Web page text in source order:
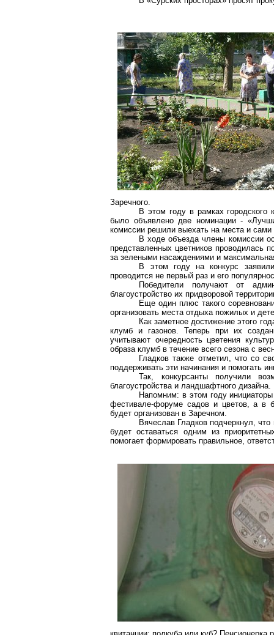
Заречного.
В этом году в рамках
было объявлено две номинации -
комиссии решили выехать на места и
В ходе объезда члены комиссии
представленных цветников проводилась
за зелеными насаждениями и
В этом году на конкурс
проводится не первый раз и его
Победители получают от
благоустройство их придворовой
Еще один плюс такого
организовать места отдыха пожилых и
Как заметное достижение этого
клумб и газонов. Теперь при их
учитывают очередность цветения
образа клумб в течение всего сезона с
Гладков также отметил, что со
поддерживать эти начинания и помогать
Так, конкурсанты получили
благоустройства и ландшафтного дизайна.
Напомним: в этом году
фестивале-форуме садов и цветов, а в
будет организован в Заречном.
Вячеслав Гладков подчеркнул,
будет оставаться одним из
помогает формировать правильное,